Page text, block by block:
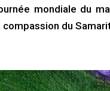
mondiale du
du